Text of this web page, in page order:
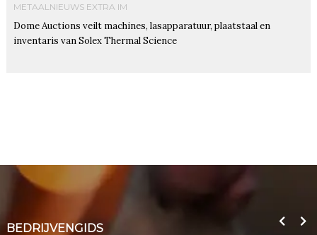
METAALNIEUWS EXTRA IM
Dome Auctions veilt machines, lasapparatuur, plaatstaal en
inventaris van Solex Thermal Science
BEDRIJVENGIDS